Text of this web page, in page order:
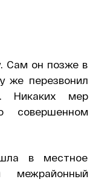
Сам он позже в
же перезвонил
Никаких мер
совершенном
в местное
межрайонный